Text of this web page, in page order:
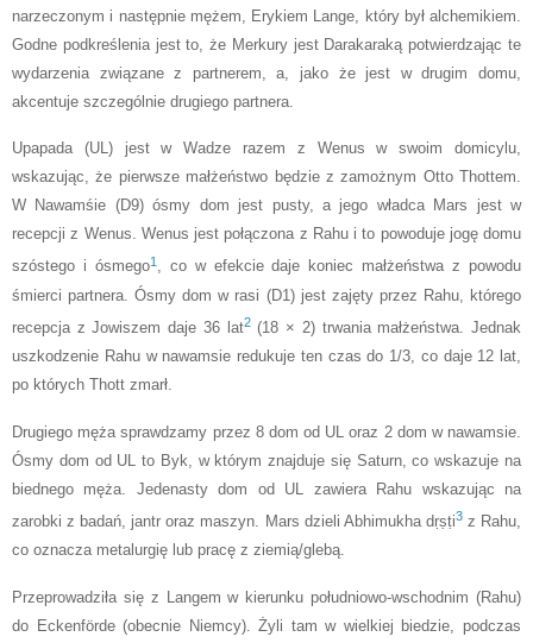
narzeczonym i następnie mężem, Erykiem Lange, który był alchemikiem.
Godne podkreślenia jest to, że Merkury jest Darakaraką potwierdzając te
wydarzenia związane z partnerem, a, jako że jest w drugim domu,
akcentuje szczególnie drugiego partnera.
Upapada (UL) jest w Wadze razem z Wenus w swoim domicylu,
wskazując, że pierwsze małżeństwo będzie z zamożnym Otto Thottem.
W Nawamśie (D9) ósmy dom jest pusty, a jego władca Mars jest w
recepcji z Wenus. Wenus jest połączona z Rahu i to powoduje jogę domu
szóstego i ósmego1, co w efekcie daje koniec małżeństwa z powodu
śmierci partnera. Ósmy dom w rasi (D1) jest zajęty przez Rahu, którego
recepcja z Jowiszem daje 36 lat2(18 × 2) trwania małżeństwa. Jednak
uszkodzenie Rahu w nawamsie redukuje ten czas do 1/3, co daje 12 lat,
po których Thott zmarł.
Drugiego męża sprawdzamy przez 8 dom od UL oraz 2 dom w nawamsie.
Ósmy dom od UL to Byk, w którym znajduje się Saturn, co wskazuje na
biednego męża. Jedenasty dom od UL zawiera Rahu wskazując na
zarobki z badań, jantr oraz maszyn. Mars dzieli Abhimukha dṛṣṭi3z Rahu,
co oznacza metalurgię lub pracę z ziemią/glebą.
Przeprowadziła się z Langem w kierunku południowo-wschodnim (Rahu)
do Eckenförde (obecnie Niemcy). Żyli tam w wielkiej biedzie, podczas